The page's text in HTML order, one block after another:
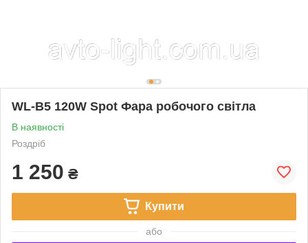
WL-B5 120W Spot Фара робочого світла
В наявності
Роздріб
1 250 ₴
Купити
або